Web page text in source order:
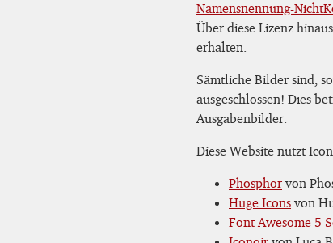
Namensnennung-
Über diese Lizenz
erhalten.
Sämtliche Bilder sind,
ausgeschlossen! Dies
Ausgabenbilder.
Diese Website nutzt
Phosphor von
Huge Icons von
Font Awesome 5